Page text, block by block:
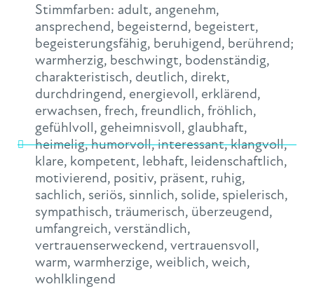
Stimmfarben: adult, angenehm,
ansprechend, begeisternd, begeistert,
begeisterungsfähig, beruhigend, berührend;
warmherzig, beschwingt, bodenständig,
charakteristisch, deutlich, direkt,
durchdringend, energievoll, erklärend,
erwachsen, frech, freundlich, fröhlich,
gefühlvoll, geheimnisvoll, glaubhaft,
heimelig,humorvoll,interessant,klangvoll,
klare, kompetent, lebhaft, leidenschaftlich,
motivierend, positiv, präsent, ruhig,
sachlich, seriös, sinnlich, solide, spielerisch,
sympathisch, träumerisch, überzeugend,
umfangreich, verständlich,
vertrauenserweckend, vertrauensvoll,
warm, warmherzige, weiblich, weich,
wohlklingend